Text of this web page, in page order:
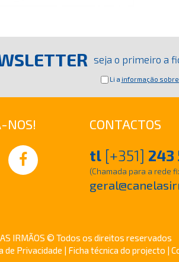
seja o primeiro a
Li a informação
NOS! CONTACTOS
tl [+351] 243
(Chamada para a rede
IRMÃOS © Todos os direitos reservados
de Privacidade | Ficha técnica do projecto |